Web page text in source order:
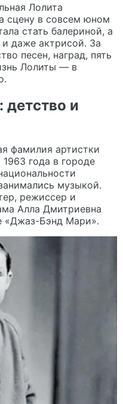
Лолита
сцену в совсем юном
стать балериной, а
даже актрисой. За
песен, наград, пять
Лолиты — в
.
и
фамилия артистки
года в городе
музыкой.
режиссер и
Алла Дмитриевна
«Джаз-Бэнд Мари».